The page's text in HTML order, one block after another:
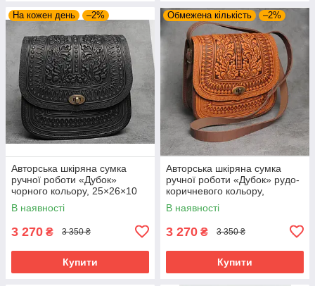
На кожен день –2%
Авторська шкіряна сумка
ручної роботи «Дубок»
чорного кольору, 25×26×10
см
В наявності
3 270 ₴ 3 350 ₴
Купити
Обмежена кількість –2%
Авторська шкіряна сумка
ручної роботи «Дубок» рудо-
коричневого кольору,
25×26×10 см
В наявності
3 270 ₴ 3 350 ₴
Купити